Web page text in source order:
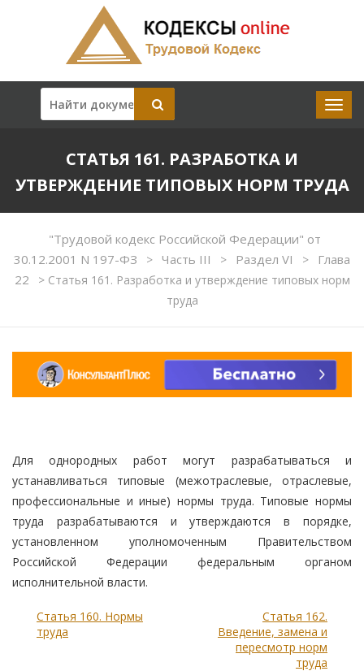
СТАТЬЯ 161. РАЗРАБОТКА И
УТВЕРЖДЕНИЕ ТИПОВЫХ НОРМ ТРУДА
"Трудовой кодекс Российской Федерации" от
30.12.2001 N 197-ФЗ
> Часть III > Раздел VI >
Глава
22
>Статья 161. Разработка и утверждение типовых норм
труда
Для однородных работ могут разрабатываться и
устанавливаться типовые (межотраслевые, отраслевые,
профессиональные и иные) нормы труда. Типовые нормы
труда разрабатываются и утверждаются в порядке,
установленном уполномоченным Правительством
Российской Федерации федеральным органом
исполнительной власти.
Статья 160. Нормы
труда
Статья 162.
Введение, замена и
пересмотр норм
труда